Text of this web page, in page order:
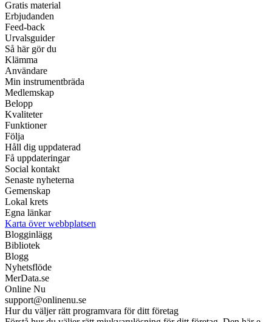
Gratis material
Erbjudanden
Feed-back
Urvalsguider
Så här gör du
Klämma
Användare
Min instrumentbräda
Medlemskap
Belopp
Kvaliteter
Funktioner
Följa
Håll dig uppdaterad
Få uppdateringar
Social kontakt
Senaste nyheterna
Gemenskap
Lokal krets
Egna länkar
Karta över webbplatsen
Blogginlägg
Bibliotek
Blogg
Nyhetsflöde
MerData.se
Online Nu
support@onlinenu.se
Hur du väljer rätt programvara för ditt företag